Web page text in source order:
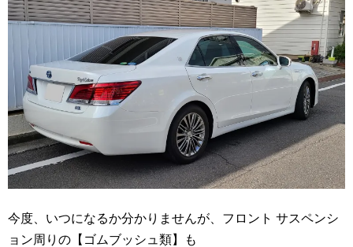
今度、いつになるか分かりませんが、フロント サスペンシ
ョン周りの【ゴムブッシュ類】も